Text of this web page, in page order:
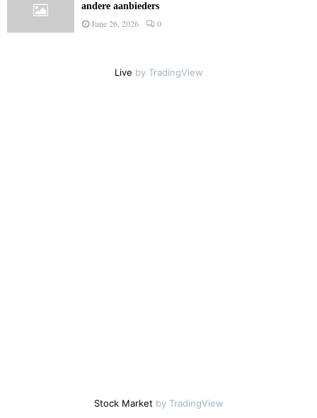
andere aanbieders
June 26, 2026 0
Live by TradingView
Stock Market by TradingView